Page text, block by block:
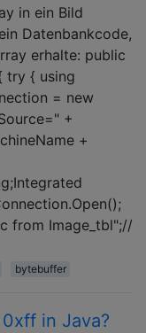
in ein Bild
Datenbankcode,
erhalte: public
try { using
= new
+
+
from Image_tbl";//
bytebuffer
in Java?